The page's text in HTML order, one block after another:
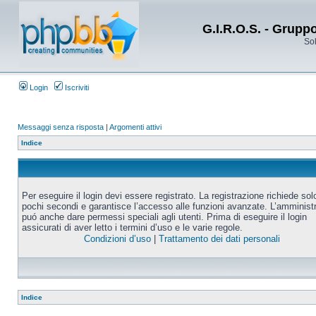
G.I.R.O.S. -
Login Iscriviti
Messaggi senza risposta | Argomenti attivi
Indice
Per eseguire il login devi essere registrato. La registrazione richiede
pochi secondi e garantisce l’accesso alle funzioni avanzate.
puó anche dare permessi speciali agli utenti. Prima di eseguire il login
assicurati di aver letto i termini d’uso e le varie regole.
Condizioni d’uso| Trattamento dei dati personali
Indice